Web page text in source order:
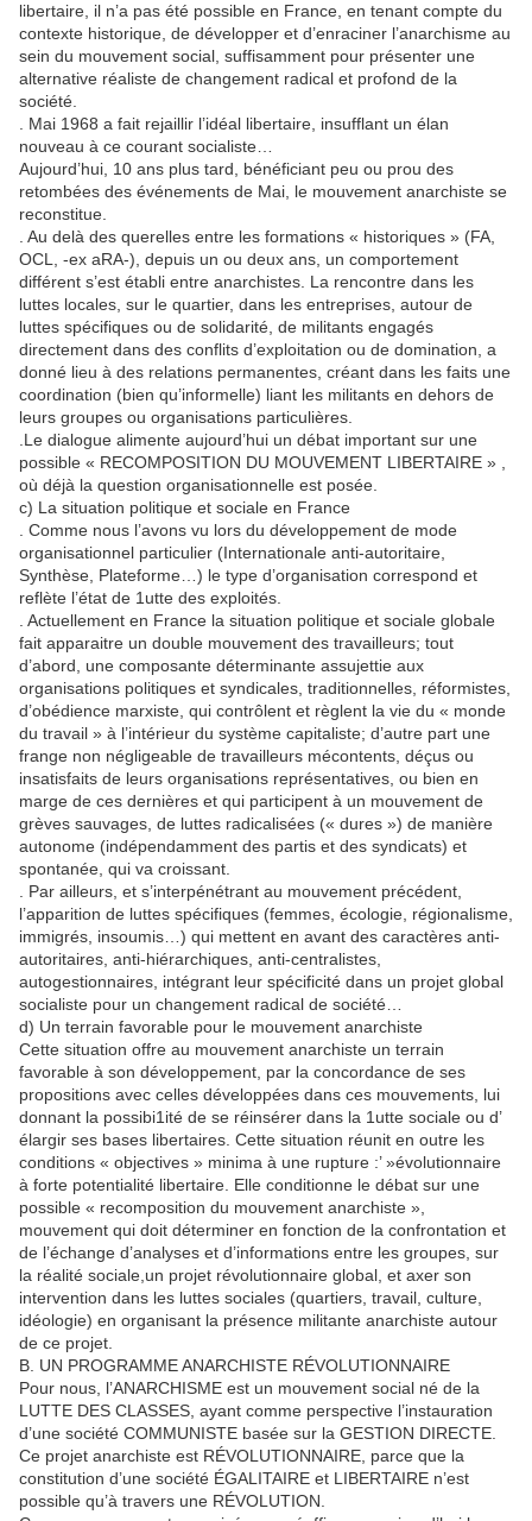
libertaire, il n’a pas été possible en France, en tenant compte du
contexte historique, de développer et d’enraciner l’anarchisme au
sein du mouvement social, suffisamment pour présenter une
alternative réaliste de changement radical et profond de la
société.
. Mai 1968 a fait rejaillir l’idéal libertaire, insufflant un élan
nouveau à ce courant socialiste…
Aujourd’hui, 10 ans plus tard, bénéficiant peu ou prou des
retombées des événements de Mai, le mouvement anarchiste se
reconstitue.
. Au delà des querelles entre les formations « historiques » (FA,
OCL, -ex aRA-), depuis un ou deux ans, un comportement
différent s’est établi entre anarchistes. La rencontre dans les
luttes locales, sur le quartier, dans les entreprises, autour de
luttes spécifiques ou de solidarité, de militants engagés
directement dans des conflits d’exploitation ou de domination, a
donné lieu à des relations permanentes, créant dans les faits une
coordination (bien qu’informelle) liant les militants en dehors de
leurs groupes ou organisations particulières.
.Le dialogue alimente aujourd’hui un débat important sur une
possible « RECOMPOSITION DU MOUVEMENT LIBERTAIRE » ,
où déjà la question organisationnelle est posée.
c) La situation politique et sociale en France
. Comme nous l’avons vu lors du développement de mode
organisationnel particulier (Internationale anti-autoritaire,
Synthèse, Plateforme…) le type d’organisation correspond et
reflète l’état de 1utte des exploités.
. Actuellement en France la situation politique et sociale globale
fait apparaitre un double mouvement des travailleurs; tout
d’abord, une composante déterminante assujettie aux
organisations politiques et syndicales, traditionnelles, réformistes,
d’obédience marxiste, qui contrôlent et règlent la vie du « monde
du travail » à l’intérieur du système capitaliste; d’autre part une
frange non négligeable de travailleurs mécontents, déçus ou
insatisfaits de leurs organisations représentatives, ou bien en
marge de ces dernières et qui participent à un mouvement de
grèves sauvages, de luttes radicalisées (« dures ») de manière
autonome (indépendamment des partis et des syndicats) et
spontanée, qui va croissant.
. Par ailleurs, et s’interpénétrant au mouvement précédent,
l’apparition de luttes spécifiques (femmes, écologie, régionalisme,
immigrés, insoumis…) qui mettent en avant des caractères anti-
autoritaires, anti-hiérarchiques, anti-centralistes,
autogestionnaires, intégrant leur spécificité dans un projet global
socialiste pour un changement radical de société…
d) Un terrain favorable pour le mouvement anarchiste
Cette situation offre au mouvement anarchiste un terrain
favorable à son développement, par la concordance de ses
propositions avec celles développées dans ces mouvements, lui
donnant la possibi1ité de se réinsérer dans la 1utte sociale ou d’
élargir ses bases libertaires. Cette situation réunit en outre les
conditions « objectives » minima à une rupture :’ »évolutionnaire
à forte potentialité libertaire. Elle conditionne le débat sur une
possible « recomposition du mouvement anarchiste »,
mouvement qui doit déterminer en fonction de la confrontation et
de l’échange d’analyses et d’informations entre les groupes, sur
la réalité sociale,un projet révolutionnaire global, et axer son
intervention dans les luttes sociales (quartiers, travail, culture,
idéologie) en organisant la présence militante anarchiste autour
de ce projet.
B. UN PROGRAMME ANARCHISTE RÉVOLUTIONNAIRE
Pour nous, l’ANARCHISME est un mouvement social né de la
LUTTE DES CLASSES, ayant comme perspective l’instauration
d’une société COMMUNISTE basée sur la GESTION DIRECTE.
Ce projet anarchiste est RÉVOLUTIONNAIRE, parce que la
constitution d’une société ÉGALITAIRE et LIBERTAIRE n’est
possible qu’à travers une RÉVOLUTION.